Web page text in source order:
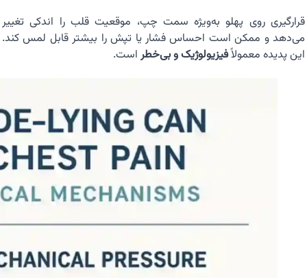
قرارگیری روی پهلو به‌ویژه سمت چپ، موقعیت قلب را اندکی تغییر
می‌دهد و ممکن است احساس فشار یا تپش را بیشتر قابل لمس کند.
این پدیده معمولاًفیزیولوژیک و بی‌خطر است.